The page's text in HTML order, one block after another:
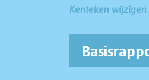
Kenteken wijzigen